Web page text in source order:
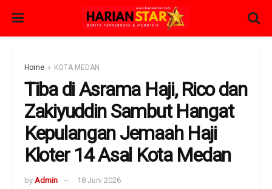
Home KOTA MEDAN
Tiba di Asrama Haji, Rico dan
Zakiyuddin Sambut Hangat
Kepulangan Jemaah Haji
Kloter 14 Asal Kota Medan
by Admin 18 Juni 2026